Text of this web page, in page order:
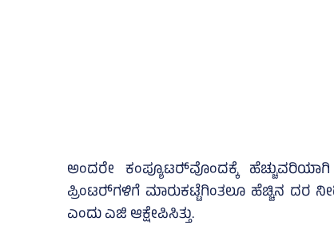
ಅಂದರೇ ಕಂಪ್ಯೂಟರ್‍‌ವೊಂದಕ್ಕೆ ಹೆಚ್ಚುವರಿಯಾಗಿ
ಪ್ರಿಂಟರ್‍‌ಗಳಿಗೆ ಮಾರುಕಟ್ಟೆಗಿಂತಲೂ ಹೆಚ್ಚಿನ ದರ
ಎಂದು ಎಜಿ ಆಕ್ಷೇಪಿಸಿತ್ತು.